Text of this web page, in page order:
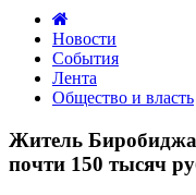
Новости
События
Лента
Общество и власть
Биробиджана
перевел
мошенникам
Житель
почти 150 тысяч